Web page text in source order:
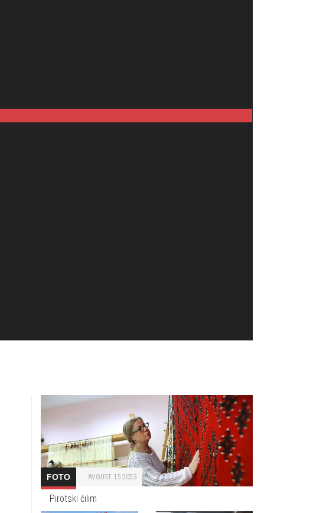
FOTO AVGUST 15 2023
Pirotski ćilim